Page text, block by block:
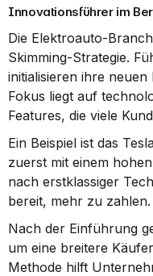
Innovationsführer im
Die Elektroauto-
Skimming-Strategie.
initialisieren ihre
Fokus liegt auf
Features, die viele
Ein Beispiel ist das
zuerst mit einem
nach erstklassiger
bereit, mehr zu zahlen.
Nach der Einführung
um eine breitere
Methode hilft